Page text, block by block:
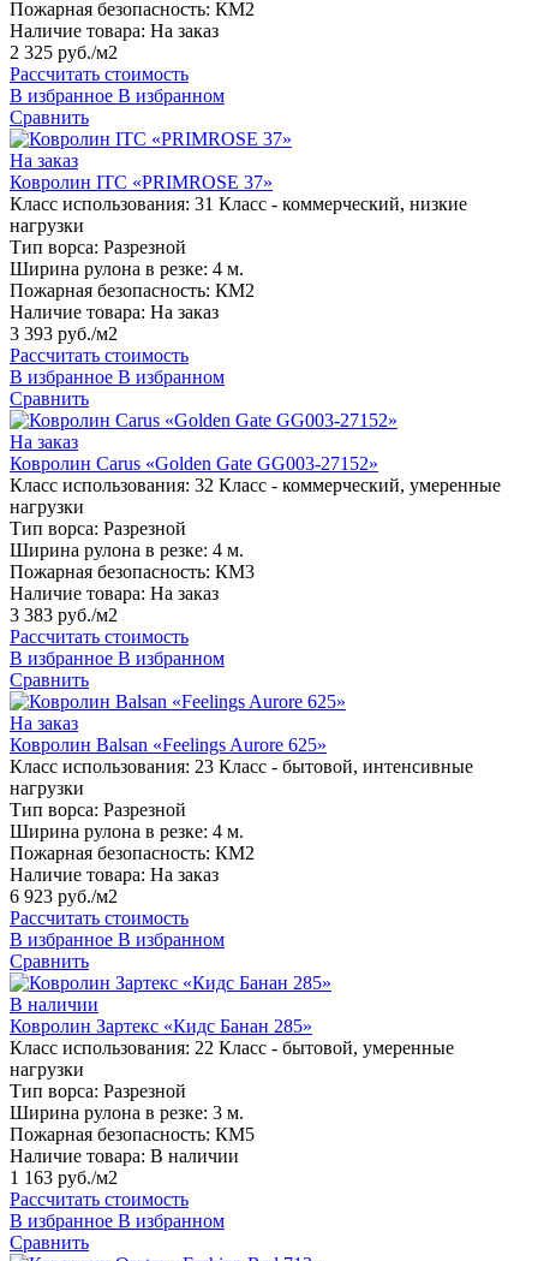
Пожарная безопасность: КМ2
Наличие товара: На заказ
2 325 руб./м2
Рассчитать стоимость
В избранное В избранном
Сравнить
На заказ
Ковролин ITC «PRIMROSE 37»
Класс использования: 31 Класс - коммерческий, низкие
нагрузки
Тип ворса: Разрезной
Ширина рулона в резке: 4 м.
Пожарная безопасность: КМ2
Наличие товара: На заказ
3 393 руб./м2
Рассчитать стоимость
В избранное В избранном
Сравнить
На заказ
Ковролин Carus «Golden Gate GG003-27152»
Класс использования: 32 Класс - коммерческий, умеренные
нагрузки
Тип ворса: Разрезной
Ширина рулона в резке: 4 м.
Пожарная безопасность: КМ3
Наличие товара: На заказ
3 383 руб./м2
Рассчитать стоимость
В избранное В избранном
Сравнить
На заказ
Ковролин Balsan «Feelings Aurore 625»
Класс использования: 23 Класс - бытовой, интенсивные
нагрузки
Тип ворса: Разрезной
Ширина рулона в резке: 4 м.
Пожарная безопасность: КМ2
Наличие товара: На заказ
6 923 руб./м2
Рассчитать стоимость
В избранное В избранном
Сравнить
В наличии
Ковролин Зартекс «Кидс Банан 285»
Класс использования: 22 Класс - бытовой, умеренные
нагрузки
Тип ворса: Разрезной
Ширина рулона в резке: 3 м.
Пожарная безопасность: КМ5
Наличие товара: В наличии
1 163 руб./м2
Рассчитать стоимость
В избранное В избранном
Сравнить